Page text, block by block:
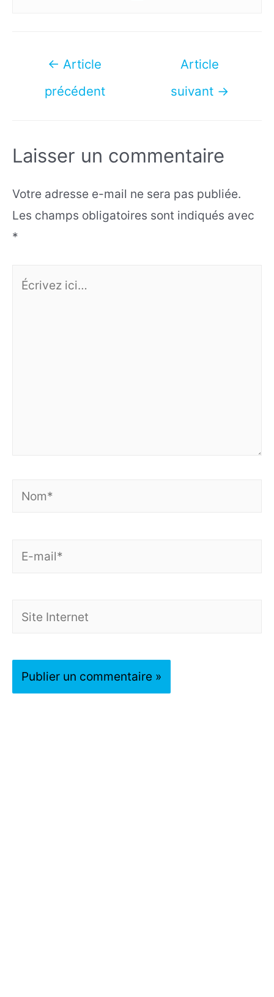
Navigation
l’article
← Article
précédent
Article
suivant →
Laisser un commentaire
Votre adresse e-mail ne sera pas publiée.
Les champs obligatoires sont indiqués avec
*
Écrivez
Nom*
E-
Site